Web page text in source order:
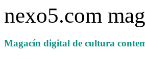
nexo5.com
Magacín digital de cultura